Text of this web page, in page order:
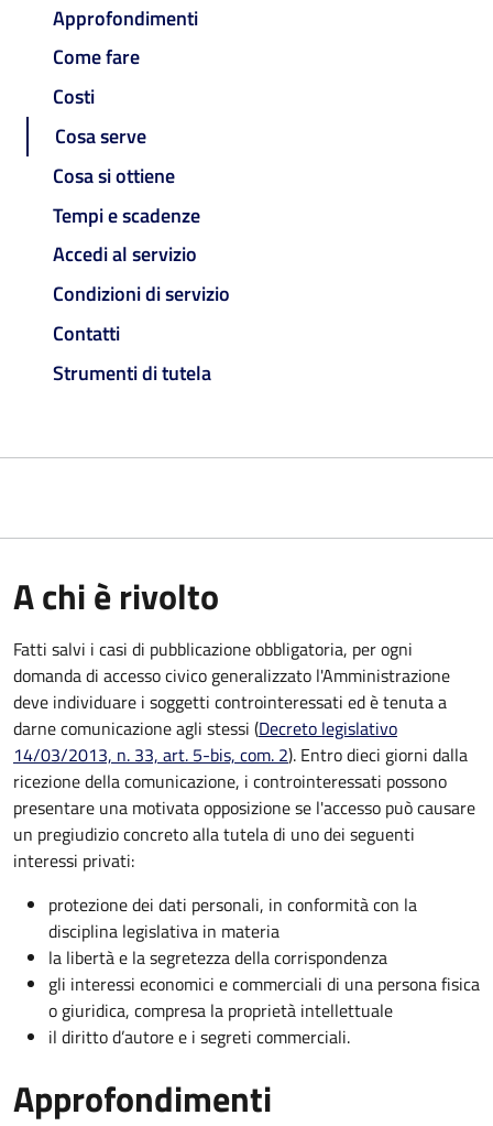
Approfondimenti
Come fare
Costi
Cosa serve
Cosa si ottiene
Tempi e scadenze
Accedi al servizio
Condizioni di servizio
Contatti
Strumenti di tutela
A chi è rivolto
Fatti salvi i casi di pubblicazione obbligatoria, per ogni
domanda di accesso civico generalizzato l'Amministrazione
deve individuare i soggetti controinteressati ed è tenuta a
darne comunicazione agli stessi (Decreto legislativo
14/03/2013, n. 33, art. 5-bis, com. 2). Entro dieci giorni dalla
ricezione della comunicazione, i controinteressati possono
presentare una motivata opposizione se l'accesso può causare
un pregiudizio concreto alla tutela di uno dei seguenti
interessi privati:
protezione dei dati personali, in conformità con la
disciplina legislativa in materia
la libertà e la segretezza della corrispondenza
gli interessi economici e commerciali di una persona fisica
o giuridica, compresa la proprietà intellettuale
il diritto d’autore e i segreti commerciali.
Approfondimenti